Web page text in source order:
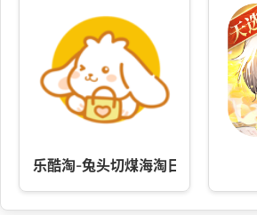
乐酷淘-兔头切煤海淘日本